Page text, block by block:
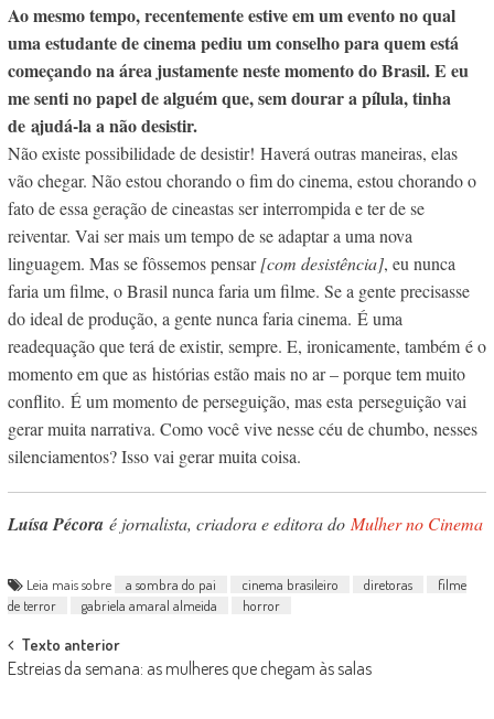
Ao mesmo tempo, recentemente estive em um evento no qual
uma estudante de cinema pediu um conselho para quem está
começando na área justamente neste momento do Brasil. E eu
me senti no papel de alguém que, sem dourar a pílula, tinha
deajudá-la a não desistir.
Não existe possibilidade de desistir! Haverá outras maneiras, elas
vão chegar. Não estou chorando o fim do cinema, estou chorando o
fato de essa geração de cineastas ser interrompida e ter de se
reiventar. Vai ser mais um tempo de se adaptar a uma nova
linguagem. Mas se fôssemos pensar[com desistência], eu nunca
faria um filme, o Brasil nunca faria um filme. Se a gente precisasse
do ideal de produção, a gente nunca faria cinema. É uma
readequação que terá de existir, sempre. E, ironicamente, também é o
momento em que as histórias estão mais no ar – porque tem muito
conflito. É um momento de perseguição, mas esta perseguição vai
gerar muita narrativa. Como você vive nesse céu de chumbo, nesses
silenciamentos? Isso vai gerar muita coisa.
Luísa Pécoraé jornalista, criadora e editora do Mulher no Cinema
Leia mais sobre a sombra do pai cinema brasileiro diretoras
filme
de terror
gabriela amaral almeida horror
Post
navigation
Texto anterior
Estreias da semana: as mulheres que chegam às salas